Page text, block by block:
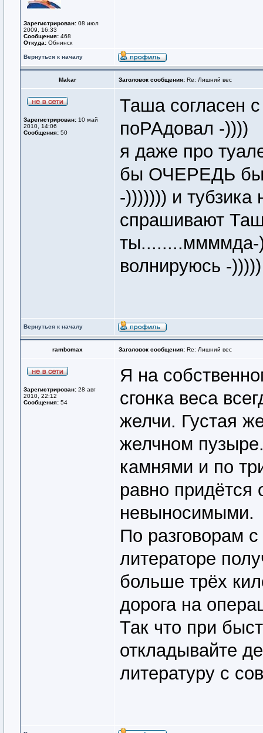
Зарегистрирован: 08 июл
2009, 16:33
Сообщения: 468
Откуда: Обнинск
Вернуться к началу
Makar Заголовок сообщения: Re: Лишний вес
Зарегистрирован: 10 май
2010, 14:06
Сообщения: 50
Таша согласен
поРАдовал -))))
я даже про
бы ОЧЕРЕДЬ
-))))))) и тубзика
спрашивают
ты........ммммда-)
волнируюсь -)))))
Вернуться к началу
rambomax Заголовок сообщения: Re: Лишний вес
Зарегистрирован: 28 авг
2010, 22:12
Сообщения: 54
Я на
сгонка веса
желчи. Густая
желчном
камнями и по
равно придётся
невыносимыми.
По разговорам
литераторе
больше трёх
дорога на
Так что при
откладывайте
литературу с